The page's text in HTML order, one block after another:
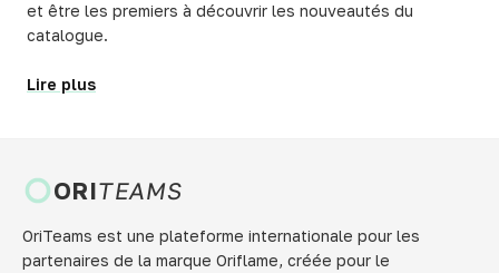
et être les premiers à découvrir les nouveautés du
catalogue.
Lire plus
ORITEAMS
OriTeams est une plateforme internationale pour les
partenaires de la marque Oriflame, créée pour le